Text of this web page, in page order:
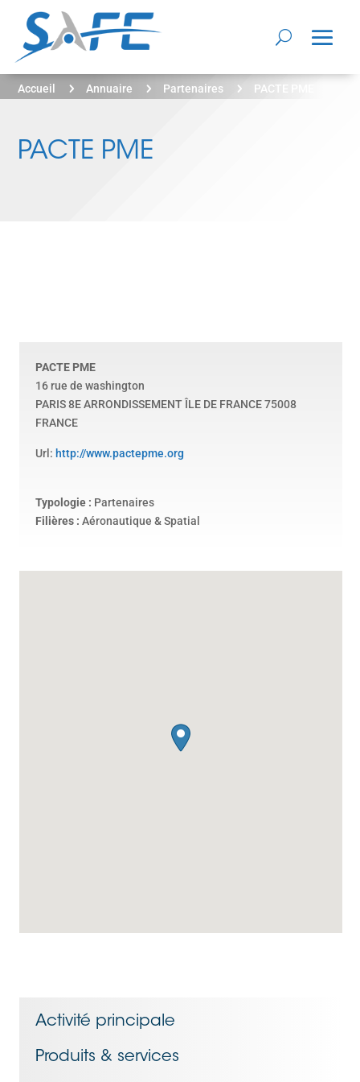
Accueil 5 Annuaire 5 Partenaires 5 PACTE PME
PACTE PME
PACTE PME
16 rue de washington
PARIS 8E ARRONDISSEMENT ÎLE DE FRANCE75008
FRANCE
Url: http://www.pactepme.org
Typologie : Partenaires
Filières :Aéronautique & Spatial
Activité principale
Produits & services